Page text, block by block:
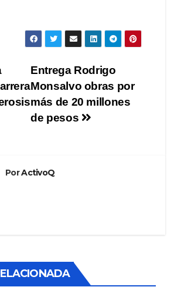
Entrega Rodrigo
Monsalvo obras por
más de 20 millones
de pesos
PorActivoQ